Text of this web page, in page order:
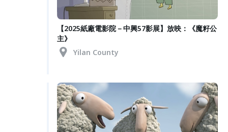
【2025紙廠電影院－中興57影展】放映：《魔籽公
主》
Yilan County